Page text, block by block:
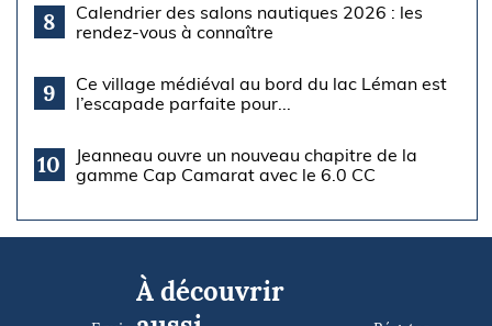
8
Calendrier des salons nautiques 2026 : les
rendez-vous à connaître
9
Ce village médiéval au bord du lac Léman est
l’escapade parfaite pour...
10
Jeanneau ouvre un nouveau chapitre de la
gamme Cap Camarat avec le 6.0 CC
À découvrir